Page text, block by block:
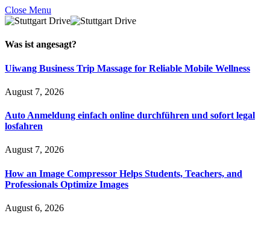
Close Menu
Was ist angesagt?
Uiwang Business Trip Massage for Reliable Mobile Wellness
August 7, 2026
Auto Anmeldung einfach online durchführen und sofort legal
losfahren
August 7, 2026
How an Image Compressor Helps Students, Teachers, and
Professionals Optimize Images
August 6, 2026